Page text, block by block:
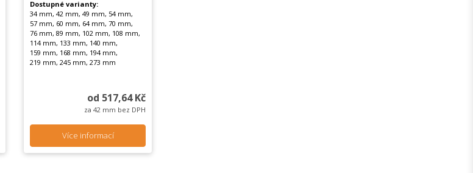
Dostupné varianty:
34 mm, 42 mm, 49 mm, 54 mm,
57 mm, 60 mm, 64 mm, 70 mm,
76 mm, 89 mm, 102 mm, 108 mm,
114 mm, 133 mm, 140 mm,
159 mm, 168 mm, 194 mm,
219 mm, 245 mm, 273 mm
od 517,64 Kč
za 42 mm bez DPH
Více informací